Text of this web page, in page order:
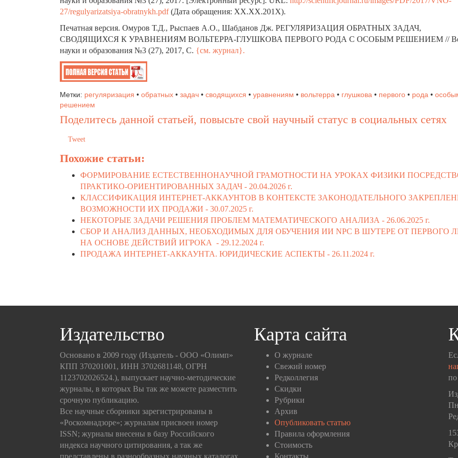
27/regulyarizatsiya-obratnykh.pdf(Дата обращения: ХХ.ХХ.201Х).
Печатная версия. Омуров Т.Д., Рыспаев А.О., Шабданов Дж. РЕГУЛЯРИЗАЦИЯ ОБРАТНЫХ ЗАДАЧ,
СВОДЯЩИХСЯ К УРАВНЕНИЯМ ВОЛЬТЕРРА-ГЛУШКОВА ПЕРВОГО РОДА С ОСОБЫМ РЕШЕНИЕМ //
науки и образования №3 (27), 2017, C. {см. журнал}.
Метки: регуляризация • обратных • задач • сводящихся • уравнениям • вольтерра • глушкова • первого • рода •
решением
Поделитесь данной статьей, повысьте свой научный статус в социальных сетях
Tweet
Похожие статьи:
ФОРМИРОВАНИЕ ЕСТЕСТВЕННОНАУЧНОЙ ГРАМОТНОСТИ НА УРОКАХ ФИЗИКИ
ПРАКТИКО-ОРИЕНТИРОВАННЫХ ЗАДАЧ - 20.04.2026 г.
КЛАССИФИКАЦИЯ ИНТЕРНЕТ-АККАУНТОВ В КОНТЕКСТЕ ЗАКОНОДАТЕЛЬНОГО
ВОЗМОЖНОСТИ ИХ ПРОДАЖИ - 30.07.2025 г.
НЕКОТОРЫЕ ЗАДАЧИ РЕШЕНИЯ ПРОБЛЕМ МАТЕМАТИЧЕСКОГО АНАЛИЗА - 26.06.2025 г.
СБОР И АНАЛИЗ ДАННЫХ, НЕОБХОДИМЫХ ДЛЯ ОБУЧЕНИЯ ИИ NPC В ШУТЕРЕ ОТ ПЕРВОГО
НА ОСНОВЕ ДЕЙСТВИЙ ИГРОКА - 29.12.2024 г.
ПРОДАЖА ИНТЕРНЕТ-АККАУНТА. ЮРИДИЧЕСКИЕ АСПЕКТЫ - 26.11.2024 г.
Издательство
Основано в 2009 году (Издатель - ООО «Олимп»
КПП 370201001, ИНН 3702681148, ОГРН
1123702026524.), выпускает научно-методические
журналы, в которых Вы так же можете разместить
срочную публикацию.
Все научные сборники зарегистрированы в
«Роскомнадзоре»; журналам присвоен номер
ISSN; журналы внесены в базу Российского
индекса научного цитирования, а так же
представлены в разнообразных научных каталогах
Карта сайта
О журнале
Свежий номер
Редколлегия
Скидки
Рубрики
Архив
Опубликовать статью
Правила оформления
Стоимость
Контакты
по